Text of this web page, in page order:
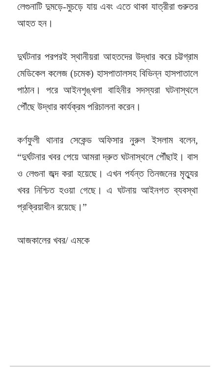
লেগুনাটি দুমড়ে-মুচড়ে যায় এবং এতে থাকা যাত্রীরা গুরুতর
আহত হন।
দুর্ঘটনার পরপরই স্থানীয়রা আহতদের উদ্ধার করে চট্টগ্রাম
মেডিকেল কলেজ (চমেক) হাসপাতালসহ বিভিন্ন হাসপাতালে
পাঠান। পরে আইনশৃঙ্খলা বাহিনীর সদস্যরা ঘটনাস্থলে
পৌঁছে উদ্ধার কার্যক্রম পরিচালনা করেন।
কর্ণফুলী থানার সেকেন্ড অফিসার নুরুল ইসলাম বলেন,
“দুর্ঘটনার খবর পেয়ে আমরা দ্রুত ঘটনাস্থলে পৌঁছাই। বাস
ও লেগুনা জব্দ করা হয়েছে। এখন পর্যন্ত তিনজনের মৃত্যুর
খবর নিশ্চিত হওয়া গেছে। এ ঘটনায় আইনগত ব্যবস্থা
প্রক্রিয়াধীন রয়েছে।”
আজকালের খবর/ এমকে